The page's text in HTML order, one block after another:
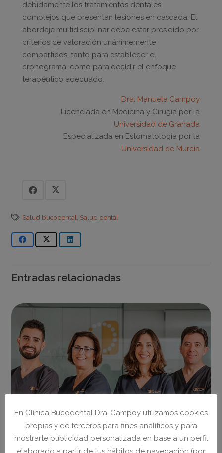
debidamente los tratamientos dentales
complejos que presentan lesiones en cascada. El
abordaje multidisciplinar debe estar presidido por
criterios de valoración unánimemente
compartidos, tanto para establecer el
cronograma, como para decidir el enfoque
terapéutico adecuado.
Dra. Manuela Campoy
Licenciada en Medicina y Cirugía por la
Universidad de Granada
Especializada en Estomatología por la
Universidad de Murcia
Salud bucodental Salud dental
Entradas relacionadas
En Clínica Bucodental Dra. Campoy utilizamos cookies
propias y de terceros para fines analíticos y para
mostrarte publicidad personalizada en base a un perfil
elaborado a partir de tus hábitos de navegación (por